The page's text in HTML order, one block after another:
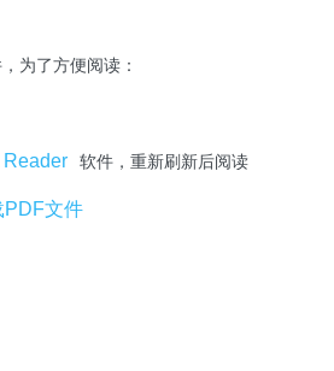
为了方便阅读：
Reader 软件，重新刷新后阅读
PDF文件